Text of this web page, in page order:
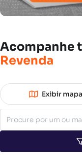
Acompanhe
Revenda
Exibir mapa